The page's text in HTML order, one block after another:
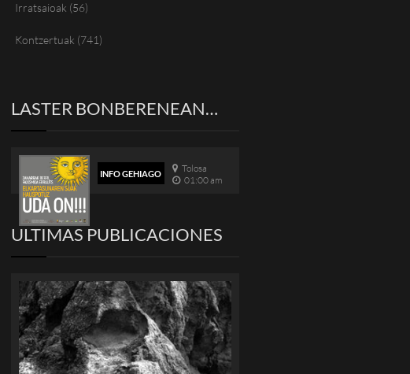
Irratsaioak (56)
Kontzertuak (741)
LASTER BONBERENEAN…
INFO GEHIAGO
Tolosa
01:00 am
ULTIMAS PUBLICACIONES